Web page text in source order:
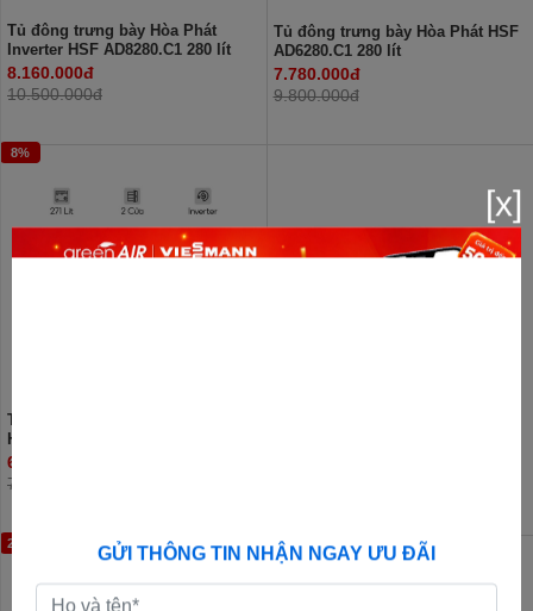
Tủ đông trưng bày Hòa Phát
Inverter HSF AD8280.C1 280 lít
8.160.000đ
10.500.000đ
Tủ đông trưng bày Hòa Phát HSF
AD6280.C1 280 lít
7.780.000đ
9.800.000đ
8%
Tủ đông Hòa Phát Inverter 271 Lít
HPF BD8271
6.740.000đ
7.230.000đ
23%
[x]
GỬI THÔNG TIN NHẬN NGAY ƯU ĐÃI